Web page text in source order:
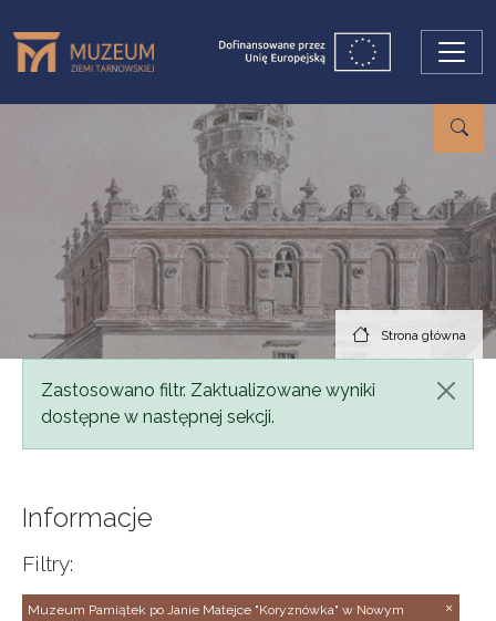
Strona główna
Komunikat
Zastosowano filtr. Zaktualizowane wyniki
dostępne w następnej sekcji.
Informacje
Filtry:
Muzeum Pamiątek po Janie Matejce "Koryznówka" w Nowym